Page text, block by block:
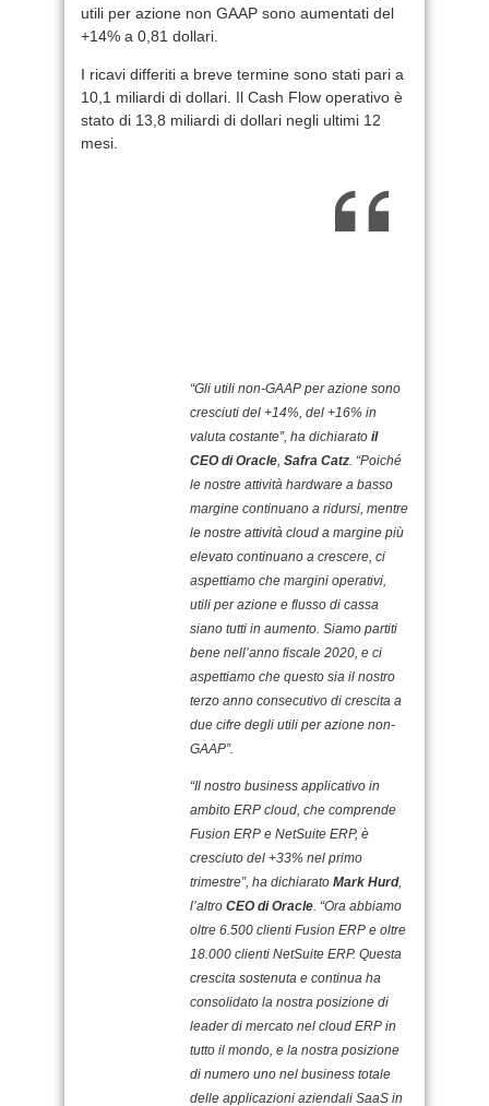
utili per azione non GAAP sono aumentati del
+14% a 0,81 dollari.
I ricavi differiti a breve termine sono stati pari a
10,1 miliardi di dollari. Il Cash Flow operativo è
stato di 13,8 miliardi di dollari negli ultimi 12
mesi.
“Gli utili non-GAAP per azione sono
cresciuti del +14%, del +16% in
valuta costante”, ha dichiarato il
CEO di Oracle Safra Catz . “Poiché
le nostre attività hardware a basso
margine continuano a ridursi, mentre
le nostre attività cloud a margine più
elevato continuano a crescere, ci
aspettiamo che margini operativi,
utili per azione e flusso di cassa
siano tutti in aumento. Siamo partiti
bene nell’anno fiscale 2020, e ci
aspettiamo che questo sia il nostro
terzo anno consecutivo di crescita a
due cifre degli utili per azione non-
GAAP”.
“Il nostro business applicativo in
ambito ERP cloud, che comprende
Fusion ERP e NetSuite ERP, è
cresciuto del +33% nel primo
trimestre”, ha dichiarato Mark Hurd,
l’altro CEO di Oracle . “Ora abbiamo
oltre 6.500 clienti Fusion ERP e oltre
18.000 clienti NetSuite ERP. Questa
crescita sostenuta e continua ha
consolidato la nostra posizione di
leader di mercato nel cloud ERP in
tutto il mondo, e la nostra posizione
di numero uno nel business totale
delle applicazioni aziendali SaaS in